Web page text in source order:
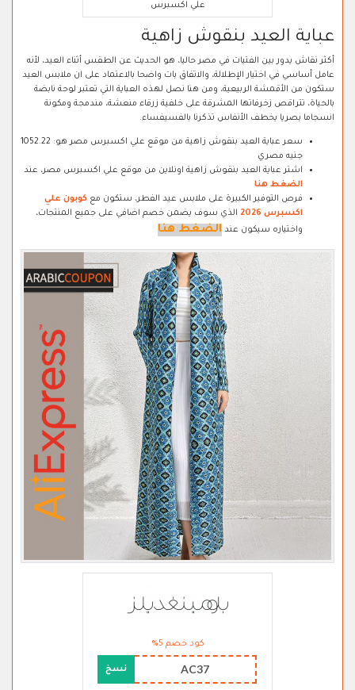
علي اكسبرس
عباية العيد بنقوش زاهية
أكثر نقاش يدور بين الفتيات في مصر حاليا، هو الحديث عن الطقس أثناء العيد، لأنه
عامل أساسي في اختيار الإطلالة، والاتفاق بات واضحا بالاعتماد على ان ملابس العيد
ستكون من الأقمشة الربيعية، ومن هنا نصل لهذه العباية التي تعتبر لوحة نابضة
بالحياة، تتراقص زخرفاتها المشرقة على خلفية زرقاء منعشة، مندمجة ومكونة
انسجاما بصريا يخطف الأنفاس تذكرنا بالفسيفساء.
سعر عباية العيد بنقوش زاهية من موقع علي اكسبرس مصر هو: 1052.22
جنيه مصري
اشتر عباية العيد بنقوش زاهية اونلاين من موقع علي اكسبرس مصر، عند
الضغط هنا
فرص التوفير الكبيرة على ملابس عيد الفطر، ستكون مع كوبون علي
اكسبرس 2026
الذي سوف يضمن خصم اضافي على جميع المنتجات،
واختياره سيكون عند الضغط هنا
كود خصم 5%
AC37 نسخ